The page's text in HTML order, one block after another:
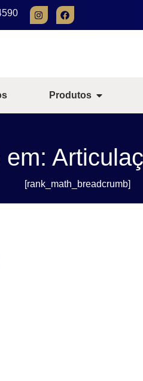
Produtos
em:
[rank_math_breadcrumb]